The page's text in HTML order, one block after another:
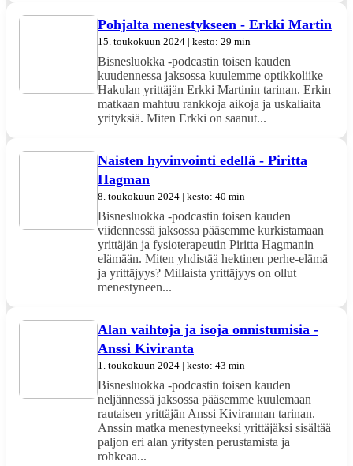
Pohjalta menestykseen - Erkki Martin
15. toukokuun 2024 | kesto: 29 min
Bisnesluokka -podcastin toisen kauden
kuudennessa jaksossa kuulemme optikkoliike
Hakulan yrittäjän Erkki Martinin tarinan. Erkin
matkaan mahtuu rankkoja aikoja ja uskaliaita
yrityksiä. Miten Erkki on saanut...
Naisten hyvinvointi edellä - Piritta
Hagman
8. toukokuun 2024 | kesto: 40 min
Bisnesluokka -podcastin toisen kauden
viidennessä jaksossa pääsemme kurkistamaan
yrittäjän ja fysioterapeutin Piritta Hagmanin
elämään. Miten yhdistää hektinen perhe-elämä
ja yrittäjyys? Millaista yrittäjyys on ollut
menestyneen...
Alan vaihtoja ja isoja onnistumisia -
Anssi Kiviranta
1. toukokuun 2024 | kesto: 43 min
Bisnesluokka -podcastin toisen kauden
neljännessä jaksossa pääsemme kuulemaan
rautaisen yrittäjän Anssi Kivirannan tarinan.
Anssin matka menestyneeksi yrittäjäksi sisältää
paljon eri alan yritysten perustamista ja
rohkeaa...